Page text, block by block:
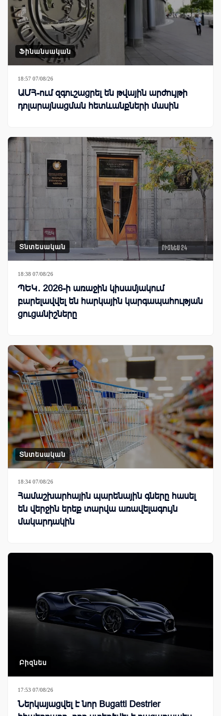
Ֆինանսական
18:57 07/08/26
ԱՄՀ-ում զգուշացրել են թվային արժույթի
դոլարայնացման հետևանքների մասին
Տնտեսական
18:38 07/08/26
ՊԵԿ․ 2026-ի առաջին կիսամյակում
բարելավվել են հարկային կարգապահության
ցուցանիշները
Տնտեսական
18:34 07/08/26
Համաշխարհային պարենային գները հասել
են վերջին երեք տարվա առավելագույն
մակարդակին
Բիզնես
17:53 07/08/26
Ներկայացվել է նոր Bugatti Destrier